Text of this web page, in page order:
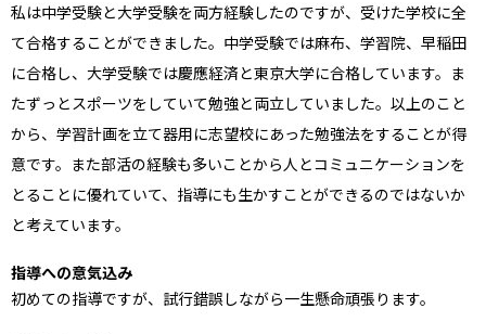
私は中学受験と大学受験を両方経験したのですが、受けた学校に全
て合格することができました。中学受験では麻布、学習院、早稲田
に合格し、大学受験では慶應経済と東京大学に合格しています。ま
たずっとスポーツをしていて勉強と両立していました。以上のこと
から、学習計画を立て器用に志望校にあった勉強法をすることが得
意です。また部活の経験も多いことから人とコミュニケーションを
とることに優れていて、指導にも生かすことができるのではないか
と考えています。
指導への意気込み
初めての指導ですが、試行錯誤しながら一生懸命頑張ります。